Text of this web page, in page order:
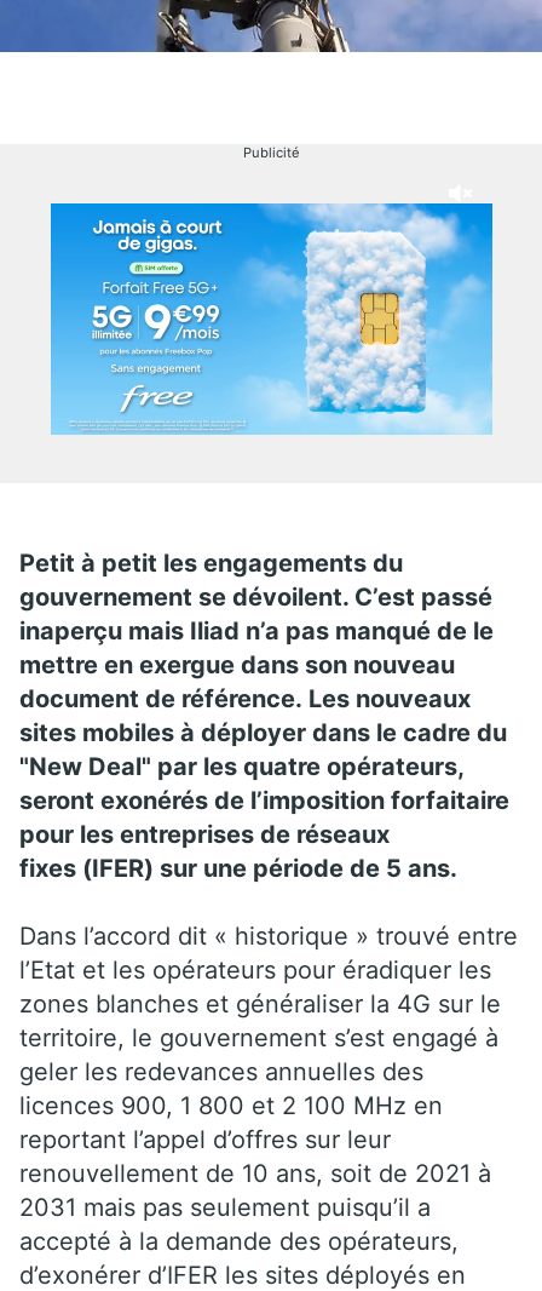
Publicité
Petit à petit les engagements du
gouvernement se dévoilent. C’est passé
inaperçu mais Iliad n’a pas manqué de le
mettre en exergue dans son nouveau
document de référence. Les nouveaux
sites mobiles à déployer dans le cadre du
"New Deal" par les quatre opérateurs,
seront exonérés de l’imposition forfaitaire
pour les entreprises de réseaux
fixes (IFER) sur une période de 5 ans.
Dans l’accord dit « historique » trouvé entre
l’Etat et les opérateurs pour éradiquer les
zones blanches et généraliser la 4G sur le
territoire, le gouvernement s’est engagé à
geler les redevances annuelles des
licences 900, 1 800 et 2 100 MHz en
reportant l’appel d’offres sur leur
renouvellement de 10 ans, soit de 2021 à
2031 mais pas seulement puisqu’il a
accepté à la demande des opérateurs,
d’exonérer d’IFER les sites déployés en